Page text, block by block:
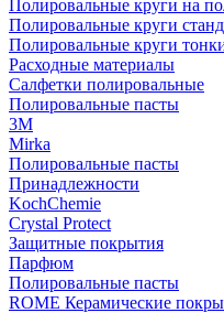
Полировальные круги на
Полировальные круги
Полировальные круги
Расходные материалы
Салфетки полировальные
Полировальные пасты
3М
Mirka
Полировальные пасты
Принадлежности
KochChemie
Crystal Protect
Защитные покрытия
Парфюм
Полировальные пасты
ROME Керамические